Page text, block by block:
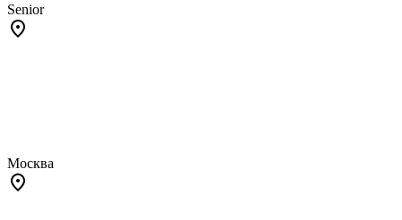
Senior
Москва